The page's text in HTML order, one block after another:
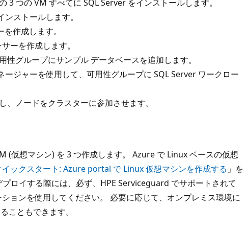
3 つの VM すべてに SQL Server をインストールします。
ストールします。
作成します。
ーを作成します。
性グループにサンプル データベースを追加します。
ジャーを使用して、可用性グループに SQL Server ワークロー
、ノードをクラスターに参加させます。
(仮想マシン) を 3 つ作成します。 Azure で Linux ベースの仮想
イックスタート: Azure portal で Linux 仮想マシンを作成する 」を
ロイする際には、必ず、HPE Serviceguard でサポートされて
ョンを使用してください。 必要に応じて、オンプレミス環境に
こともできます。